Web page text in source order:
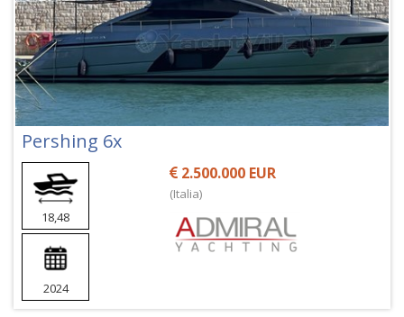
Pershing 6x
18,48
2024
2.500.000 EUR
(Italia)